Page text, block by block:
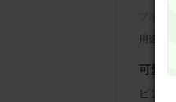
用途：
可愛
ピン